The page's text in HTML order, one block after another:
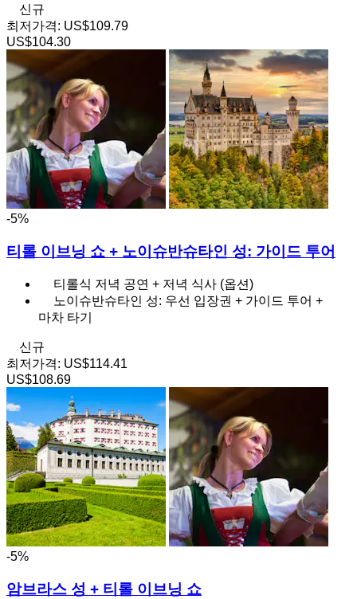
신규
최저가격: US$109.79
US$104.30
-5%
티롤 이브닝 쇼 + 노이슈반슈타인 성: 가이드 투어
티롤식 저녁 공연 + 저녁 식사 (옵션)
노이슈반슈타인 성: 우선 입장권 + 가이드 투어 +
마차 타기
신규
최저가격: US$114.41
US$108.69
-5%
암브라스 성 + 티롤 이브닝 쇼